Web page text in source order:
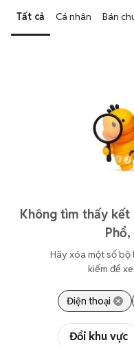
Tất cả Cá nhân Bán
Không tìm thấy
Hãy xóa một số bộ
kiếm để
Điện thoại
Đổi khu vực